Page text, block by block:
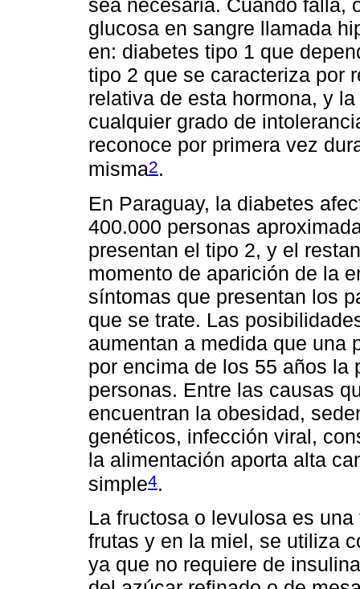
sea necesaria. Cuando falla,
glucosa en sangre llamada
en: diabetes tipo 1 que
tipo 2 que se caracteriza por
relativa de esta hormona, y
cualquier grado de
reconoce por primera vez
misma2.
En Paraguay, la diabetes
400.000 personas
presentan el tipo 2, y el
momento de aparición de la
síntomas que presentan los
que se trate. Las
aumentan a medida que una
por encima de los 55 años la
personas. Entre las causas
encuentran la obesidad,
genéticos, infección viral,
la alimentación aporta alta
simple4.
La fructosa o levulosa es
frutas y en la miel, se utiliza
ya que no requiere de